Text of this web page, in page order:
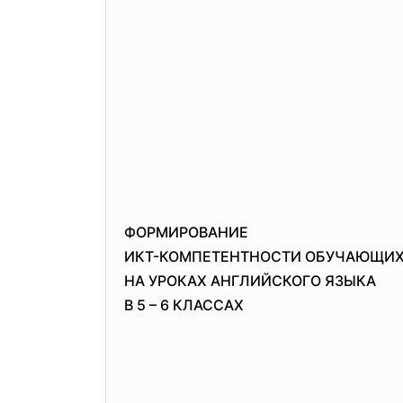
ФОРМИРОВАНИЕ
ИКТ-КОМПЕТЕНТНОСТИ
НА УРОКАХ АНГЛИЙСКОГО ЯЗЫКА
В 5 – 6 КЛАССАХ